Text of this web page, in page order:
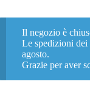
Il negozio è
Le spedizioni
agosto.
Grazie per aver